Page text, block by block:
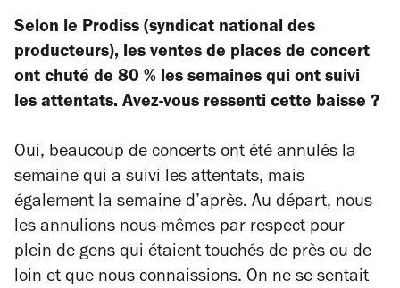
Selon le Prodiss (syndicat national des
producteurs), les ventes de places de concert
ont chuté de 80 % les semaines qui ont suivi
les attentats. Avez-vous ressenti cette baisse ?
Oui, beaucoup de concerts ont été annulés la
semaine qui a suivi les attentats, mais
également la semaine d’après. Au départ, nous
les annulions nous-mêmes par respect pour
plein de gens qui étaient touchés de près ou de
loin et que nous connaissions. On ne se sentait